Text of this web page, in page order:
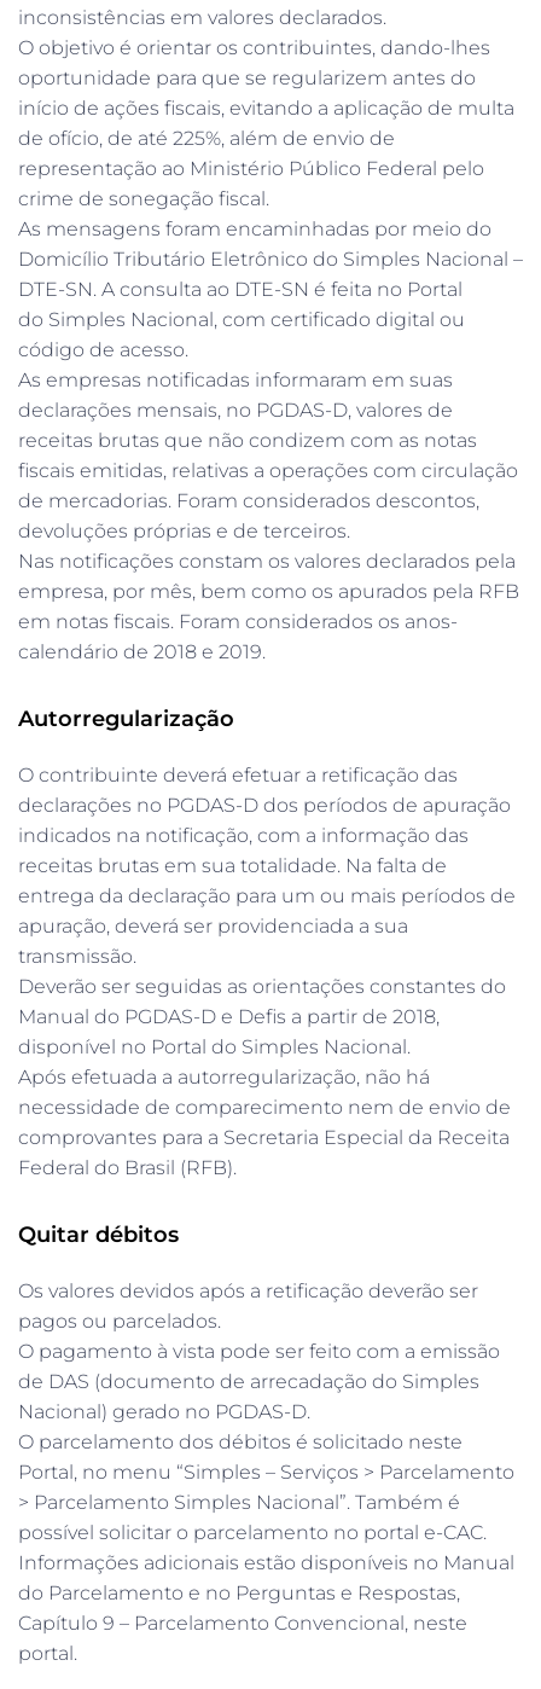
inconsistências em valores declarados.
O objetivo é orientar os contribuintes, dando-lhes
oportunidade para que se regularizem antes do
início de ações fiscais, evitando a aplicação de multa
de ofício, de até 225%, além de envio de
representação ao Ministério Público Federal pelo
crime de sonegação fiscal.
As mensagens foram encaminhadas por meio do
Domicílio Tributário Eletrônico do Simples Nacional –
DTE-SN. A consulta ao DTE-SN é feita no Portal
do Simples Nacional, com certificado digital ou
código de acesso.
As empresas notificadas informaram em suas
declarações mensais, no PGDAS-D, valores de
receitas brutas que não condizem com as notas
fiscais emitidas, relativas a operações com circulação
de mercadorias. Foram considerados descontos,
devoluções próprias e de terceiros.
Nas notificações constam os valores declarados pela
empresa, por mês, bem como os apurados pela RFB
em notas fiscais. Foram considerados os anos-
calendário de 2018 e 2019.
Autorregularização
O contribuinte deverá efetuar a retificação das
declarações no PGDAS-D dos períodos de apuração
indicados na notificação, com a informação das
receitas brutas em sua totalidade. Na falta de
entrega da declaração para um ou mais períodos de
apuração, deverá ser providenciada a sua
transmissão.
Deverão ser seguidas as orientações constantes do
Manual do PGDAS-D e Defis a partir de 2018,
disponível no Portal do Simples Nacional.
Após efetuada a autorregularização, não há
necessidade de comparecimento nem de envio de
comprovantes para a Secretaria Especial da Receita
Federal do Brasil (RFB).
Quitar débitos
Os valores devidos após a retificação deverão ser
pagos ou parcelados.
O pagamento à vista pode ser feito com a emissão
de DAS (documento de arrecadação do Simples
Nacional) gerado no PGDAS-D.
O parcelamento dos débitos é solicitado neste
Portal, no menu “Simples – Serviços > Parcelamento
> Parcelamento Simples Nacional”. Também é
possível solicitar o parcelamento no portal e-CAC.
Informações adicionais estão disponíveis no Manual
do Parcelamento e no Perguntas e Respostas,
Capítulo 9 – Parcelamento Convencional, neste
portal.